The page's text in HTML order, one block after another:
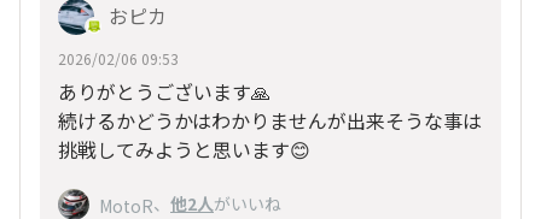
おピカ
2026/02/06 09:53
ありがとうございます🙏
続けるかどうかはわかりませんが出来そうな事は
挑戦してみようと思います😊
MotoR、 他2人がいいね